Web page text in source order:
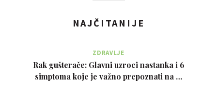
NAJČITANIJE
ZDRAVLJE
Rak gušterače: Glavni uzroci nastanka i 6
simptoma koje je važno prepoznati na …